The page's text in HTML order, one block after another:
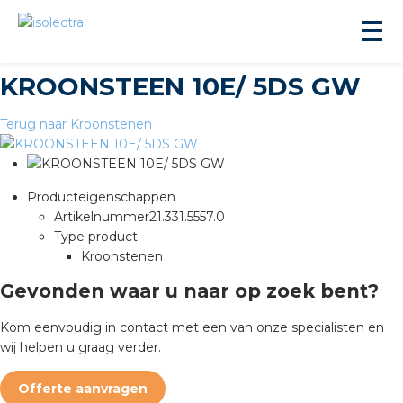
KROONSTEEN 10E/ 5DS GW
Terug naar Kroonstenen
Producteigenschappen
Artikelnummer21.331.5557.0
Type product
Kroonstenen
Gevonden waar u naar op zoek bent?
Kom eenvoudig in contact met een van onze specialisten en
wij helpen u graag verder.
Offerte aanvragen